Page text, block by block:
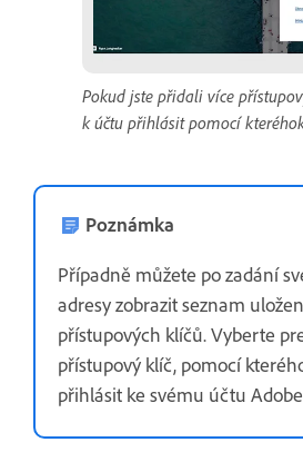
Pokud jste přidali více
k účtu přihlásit pomocí
Poznámka
Případně můžete po zadání
adresy zobrazit seznam
přístupových klíčů. Vyberte
přístupový klíč, pomocí
přihlásit ke svému účtu